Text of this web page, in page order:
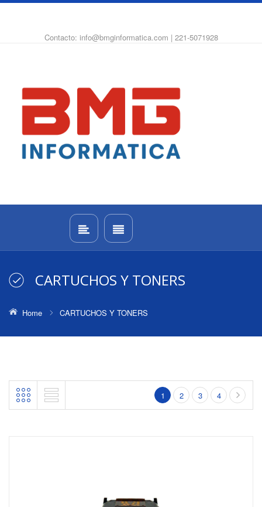
Contacto: info@bmginformatica.com | 221-5071928
CARTUCHOS Y TONERS
Home CARTUCHOS Y TONERS
1 2 3 4